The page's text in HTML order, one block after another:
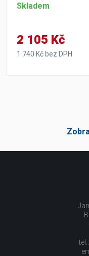
Skladem
2 105 Kč
1 740 Kč bez DPH